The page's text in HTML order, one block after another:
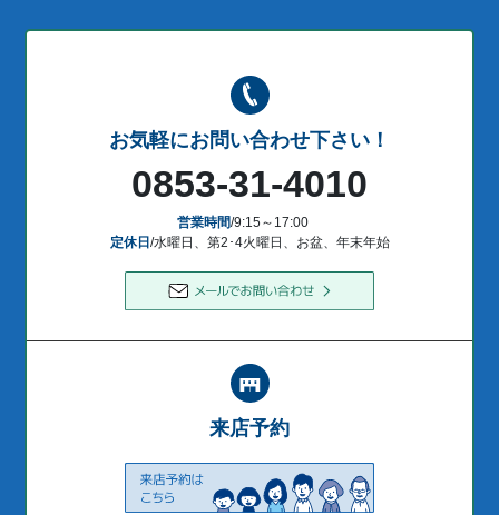
お気軽にお問い合わせ下さい！
0853-31-4010
営業時間/9:15～17:00
定休日/水曜日、第2･4火曜日、お盆、年末年始
来店予約